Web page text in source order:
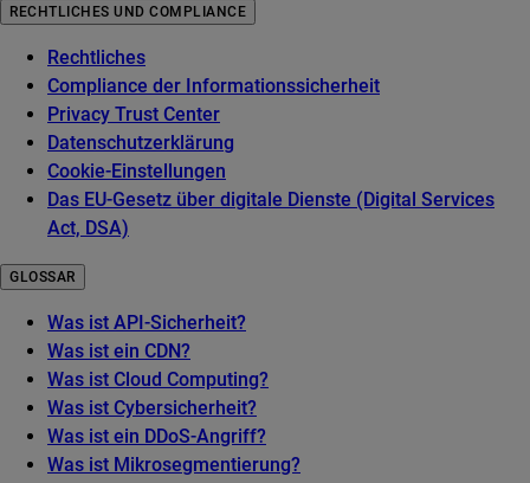
RECHTLICHES UND COMPLIANCE
Rechtliches
Compliance der Informationssicherheit
Privacy Trust Center
Datenschutzerklärung
Cookie-Einstellungen
Das EU-Gesetz über digitale Dienste (Digital Services
Act, DSA)
GLOSSAR
Was ist API-Sicherheit?
Was ist ein CDN?
Was ist Cloud Computing?
Was ist Cybersicherheit?
Was ist ein DDoS-Angriff?
Was ist Mikrosegmentierung?